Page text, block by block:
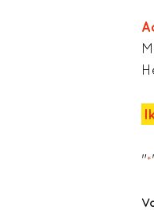
"*